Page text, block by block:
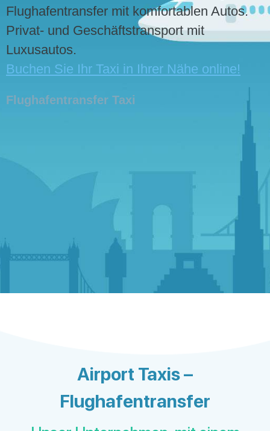
Flughafentransfer mit komfortablen Autos.
Privat- und Geschäftstransport mit
Luxusautos.
Buchen Sie Ihr Taxi in Ihrer Nähe online!
Flughafentransfer Taxi
Airport Taxis –
Flughafentransfer